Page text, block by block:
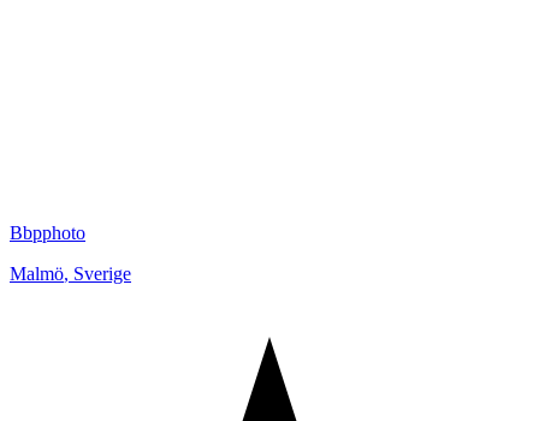
Bbpphoto
Malmö, Sverige